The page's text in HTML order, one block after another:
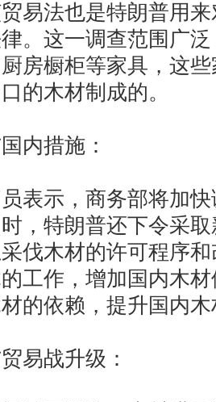
易法也是特朗普用
。这一调查范围广
房橱柜等家具，这
的木材制成的。
措施：
示，商务部将加快
，特朗普还下令采
伐木材的许可程序
工作，增加国内木
的依赖，提升国内
战升级：